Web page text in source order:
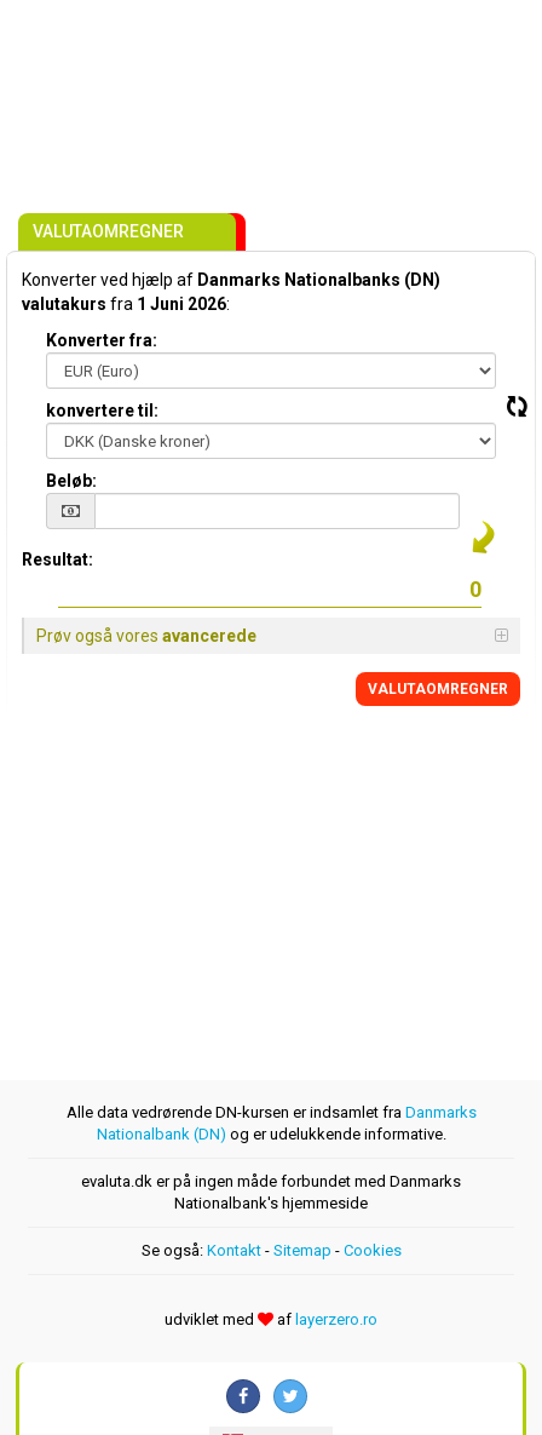
VALUTAOMREGNER
Konverter ved hjælp af Danmarks Nationalbanks (DN)
valutakurs fra 1 Juni 2026:
Konverter fra:
konvertere til:
Beløb:
Resultat:
Prøv også vores avancerede
VALUTAOMREGNER
Alle data vedrørende DN-kursen er indsamlet fra Danmarks
Nationalbank (DN) og er udelukkende informative.
evaluta.dk er på ingen måde forbundet med Danmarks
Nationalbank's hjemmeside
Se også: Kontakt- Sitemap - Cookies
udviklet med af layerzero.ro